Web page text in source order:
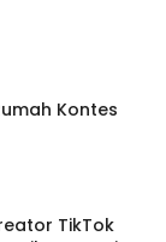
Kontes
TikTok